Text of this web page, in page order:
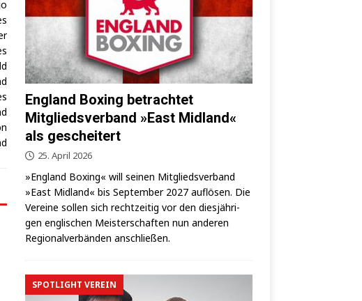
England Boxing betrachtet
Mitgliedsverband »East Midland«
als gescheitert
25. April 2026
»Eng­land Boxing« will sei­nen Mit­glieds­ver­band
»East Mid­land« bis Sep­tem­ber 2027 auf­lö­sen. Die
Ver­ei­ne sol­len sich recht­zei­tig vor den dies­jäh­ri­
gen eng­li­schen Meis­ter­schaf­ten nun ande­ren
Regio­nal­ver­bän­den anschließen.
SPOTLIGHT VEREIN